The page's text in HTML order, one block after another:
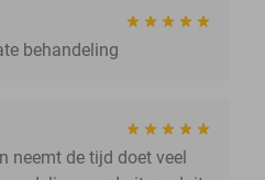
behandeling
neemt de tijd doet veel